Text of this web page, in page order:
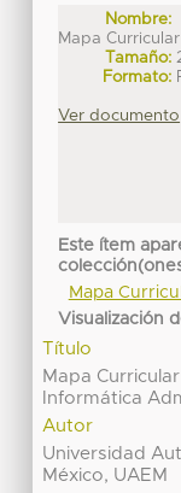
Nombre:
Mapa Curricular
Tamaño:
Formato:
Ver documento
Este ítem
Mapa
Visualización
Título
Mapa
Informática
Autor
Universidad
México, UAEM